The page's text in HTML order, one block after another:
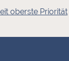
oberste Priorität